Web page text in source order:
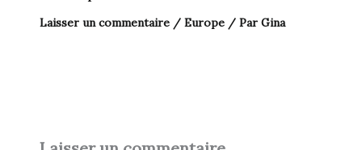
Laisser un commentaire / Europe/ Par Gina